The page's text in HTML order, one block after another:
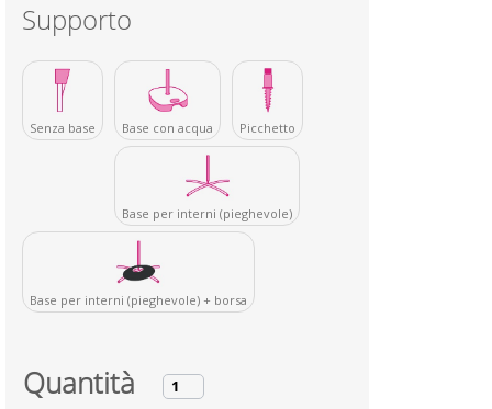
Supporto
Senza base Base con acqua Picchetto
Base per interni (pieghevole)
Base per interni (pieghevole) + borsa
Quantità